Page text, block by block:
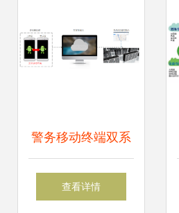
警务移动终端双系
统解决方案 安全高
查看详情